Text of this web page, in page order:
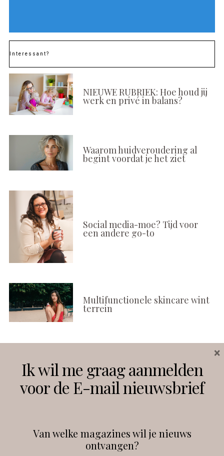
Interessant?
NIEUWE RUBRIEK: Hoe houd jij
werk en privé in balans?
Waarom huidveroudering al
begint voordat je het ziet
Social media-moe? Tijd voor
een andere go-to
Multifunctionele skincare wint
terrein
Instagram Facebook
debeautyprofessional
Ik wil me graag aanmelden
voor de E-mail nieuwsbrief
Van welke magazines wil je nieuws
ontvangen?
×